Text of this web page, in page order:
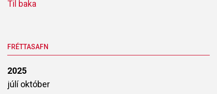
Til baka
FRÉTTASAFN
2025
júlíoktóber